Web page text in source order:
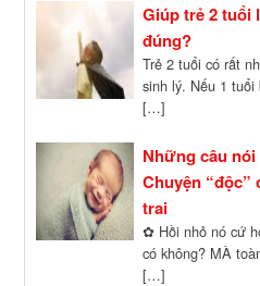
Giúp trẻ 2 tuổi
đúng?
Trẻ 2 tuổi có rất
sinh lý. Nếu 1
[…]
Những câu
Chuyện “độc”
trai
✿ Hồi nhỏ nó cứ
có không? MÀ
[…]